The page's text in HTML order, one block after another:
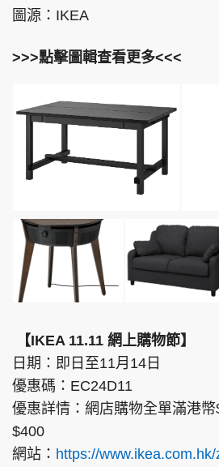
圖源：IKEA
>>>點擊圖輯查看更多<<<
【IKEA 11.11 網上購物節】
日期：即日至11月14日
優惠碼：EC24D11
優惠詳情：網店購物全單滿港
$400
網站： https://